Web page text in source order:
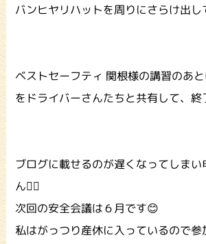
バンヒヤリハットを周りにさらけ出し
ベストセーフティ 関根様の講習のあ
をドライバーさんたちと共有して、終
ブログに載せるのが遅くなってしま
ん🙇‍♀️
次回の安全会議は６月です😊
私はがっつり産休に入っているので参